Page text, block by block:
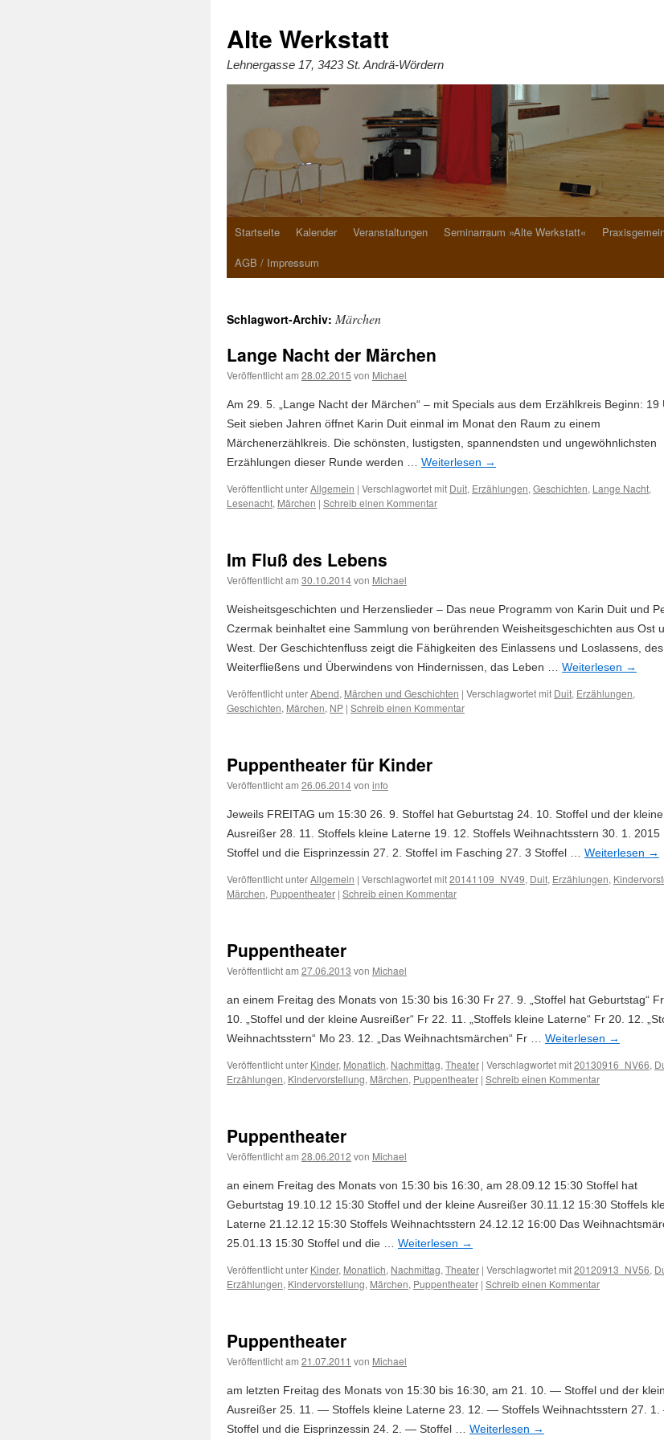
Alte Werkstatt
Lehnergasse 17, 3423 St. Andrä-Wördern
Startseite Kalender Veranstaltungen Seminarraum »Alte Werkstatt«
AGB / Impressum
Schlagwort-Archiv: Märchen
Lange Nacht der Märchen
Veröffentlicht am 28.02.2015 von Michael
Am 29. 5. „Lange Nacht der Märchen“ – mit Specials aus dem Erzählkreis Beginn: 19
Seit sieben Jahren öffnet Karin Duit einmal im Monat den Raum zu einem
Märchenerzählkreis. Die schönsten, lustigsten, spannendsten und ungewöhnlichsten
Erzählungen dieser Runde werden … Weiterlesen →
Veröffentlicht unterAllgemein | Verschlagwortet mit Duit, Erzählungen, Geschichten, Lange Nacht,
Lesenacht, Märchen | Schreib einen Kommentar
Im Fluß des Lebens
Veröffentlicht am 30.10.2014von Michael
Weisheitsgeschichten und Herzenslieder – Das neue Programm von Karin Duit und
Czermak beinhaltet eine Sammlung von berührenden Weisheitsgeschichten aus Ost
West. Der Geschichtenfluss zeigt die Fähigkeiten des Einlassens und Loslassens, des
Weiterfließens und Überwindens von Hindernissen, das Leben … Weiterlesen →
Veröffentlicht unterAbend, Märchen und Geschichten | Verschlagwortet mit Duit, Erzählungen,
Geschichten, Märchen, NP | Schreib einen Kommentar
Puppentheater für Kinder
Veröffentlicht am 26.06.2014von info
Jeweils FREITAG um 15:30 26. 9. Stoffel hat Geburtstag 24. 10. Stoffel und der kleine
Ausreißer 28. 11. Stoffels kleine Laterne 19. 12. Stoffels Weihnachtsstern 30. 1. 2015
Stoffel und die Eisprinzessin 27. 2. Stoffel im Fasching 27. 3 Stoffel … Weiterlesen →
Veröffentlicht unterAllgemein | Verschlagwortet mit20141109_NV49, Duit, Erzählungen,
Märchen, Puppentheater | Schreib einen Kommentar
Puppentheater
Veröffentlicht am 27.06.2013 von Michael
an einem Freitag des Monats von 15:30 bis 16:30 Fr 27. 9. „Stoffel hat Geburtstag“ Fr
10. „Stoffel und der kleine Ausreißer“ Fr 22. 11. „Stoffels kleine Laterne“ Fr 20. 12.
Weihnachtsstern“ Mo 23. 12. „Das Weihnachtsmärchen“ Fr … Weiterlesen →
Veröffentlicht unter Kinder, Monatlich, Nachmittag, Theater | Verschlagwortet mit20130916_NV66,
Erzählungen, Kindervorstellung, Märchen, Puppentheater | Schreib einen Kommentar
Puppentheater
Veröffentlicht am 28.06.2012 von Michael
an einem Freitag des Monats von 15:30 bis 16:30, am 28.09.12 15:30 Stoffel hat
Geburtstag 19.10.12 15:30 Stoffel und der kleine Ausreißer 30.11.12 15:30 Stoffels
Laterne 21.12.12 15:30 Stoffels Weihnachtsstern 24.12.12 16:00 Das
25.01.13 15:30 Stoffel und die … Weiterlesen →
Veröffentlicht unter Kinder, Monatlich, Nachmittag, Theater | Verschlagwortet mit20120913_NV56,
Erzählungen, Kindervorstellung, Märchen, Puppentheater | Schreib einen Kommentar
Puppentheater
Veröffentlicht am 21.07.2011 von Michael
am letzten Freitag des Monats von 15:30 bis 16:30, am 21. 10. — Stoffel und der
Ausreißer 25. 11. — Stoffels kleine Laterne 23. 12. — Stoffels Weihnachtsstern 27.
Stoffel und die Eisprinzessin 24. 2. — Stoffel … Weiterlesen →